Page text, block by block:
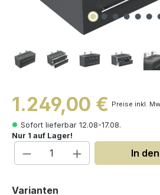
1.249,00 € Preise inkl.
Sofort lieferbar 12.08-17.08.
Nur 1 auf Lager!
Produkt Anzahl: Gib
In
Varianten